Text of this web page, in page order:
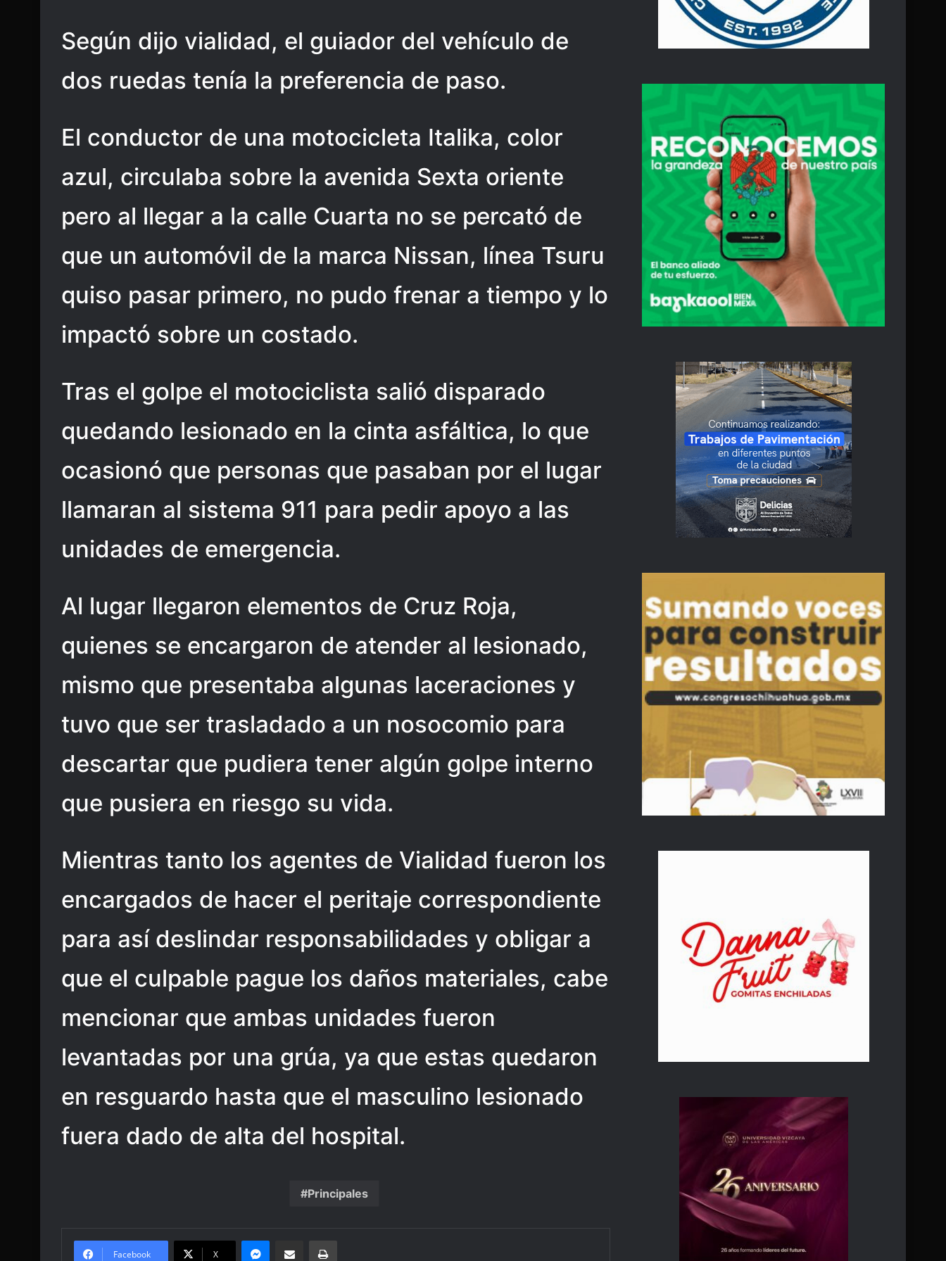
Según dijo vialidad, el guiador del vehículo de
dos ruedas tenía la preferencia de paso.
El conductor de una motocicleta Italika, color
azul, circulaba sobre la avenida Sexta oriente
pero al llegar a la calle Cuarta no se percató de
que un automóvil de la marca Nissan, línea Tsuru
quiso pasar primero, no pudo frenar a tiempo y lo
impactó sobre un costado.
Tras el golpe el motociclista salió disparado
quedando lesionado en la cinta asfáltica, lo que
ocasionó que personas que pasaban por el lugar
llamaran al sistema 911 para pedir apoyo a las
unidades de emergencia.
Al lugar llegaron elementos de Cruz Roja,
quienes se encargaron de atender al lesionado,
mismo que presentaba algunas laceraciones y
tuvo que ser trasladado a un nosocomio para
descartar que pudiera tener algún golpe interno
que pusiera en riesgo su vida.
Mientras tanto los agentes de Vialidad fueron los
encargados de hacer el peritaje correspondiente
para así deslindar responsabilidades y obligar a
que el culpable pague los daños materiales, cabe
mencionar que ambas unidades fueron
levantadas por una grúa, ya que estas quedaron
en resguardo hasta que el masculino lesionado
fuera dado de alta del hospital.
Principales
Facebook X
Messenger
Share via Email Print